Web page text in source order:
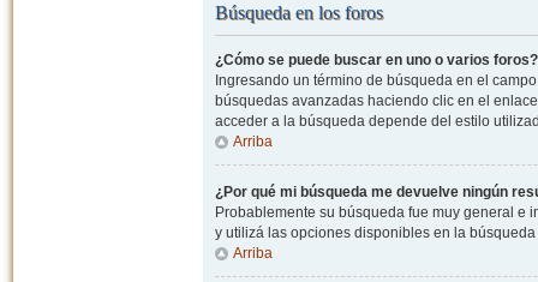
Búsqueda en los foros
¿Cómo se puede buscar en uno o varios foros?
Ingresando un término de búsqueda en el
búsquedas avanzadas haciendo clic en el
acceder a la búsqueda depende del estilo
Arriba
¿Por qué mi búsqueda me devuelve ningún
Probablemente su búsqueda fue muy general e
y utilizá las opciones disponibles en la
Arriba